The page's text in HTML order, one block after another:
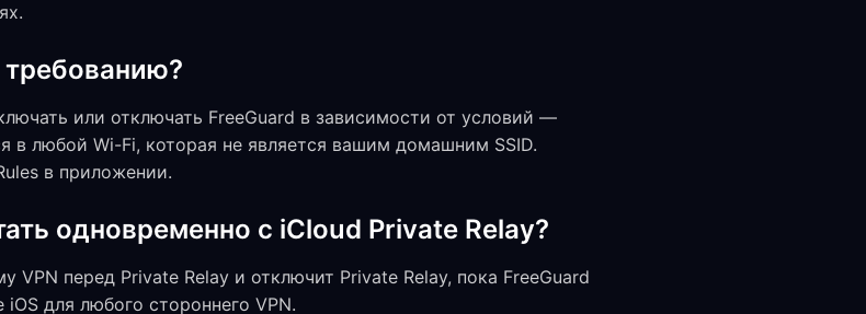
требованию?
или отключать FreeGuard в зависимости от условий —
в любой Wi-Fi, которая не является вашим домашним SSID.
в приложении.
одновременно с iCloud Private Relay?
VPN перед Private Relay и отключит Private Relay, пока FreeGuard
для любого стороннего VPN.